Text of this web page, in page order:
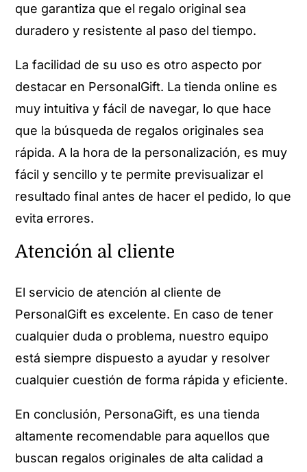
que garantiza que el regalo original sea
duradero y resistente al paso del tiempo.
La facilidad de su uso es otro aspecto por
destacar en PersonalGift. La tienda online es
muy intuitiva y fácil de navegar, lo que hace
que la búsqueda de regalos originales sea
rápida. A la hora de la personalización, es muy
fácil y sencillo y te permite previsualizar el
resultado final antes de hacer el pedido, lo que
evita errores.
Atención al cliente
El servicio de atención al cliente de
PersonalGift es excelente. En caso de tener
cualquier duda o problema, nuestro equipo
está siempre dispuesto a ayudar y resolver
cualquier cuestión de forma rápida y eficiente.
En conclusión, PersonaGift, es una tienda
altamente recomendable para aquellos que
buscan regalos originales de alta calidad a